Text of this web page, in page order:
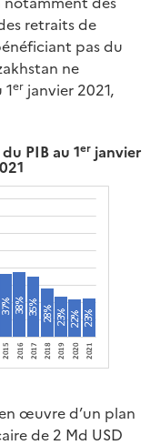
retraits de
pas du
ne
er janvier 2021,
PIB au 1erjanvier
œuvre d’un plan
de 2 Md USD